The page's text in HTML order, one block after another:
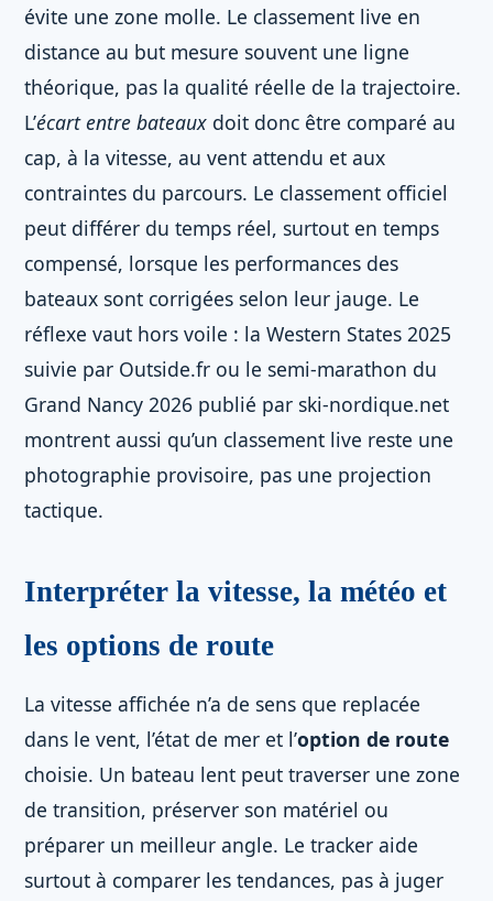
évite une zone molle. Le classement live en
distance au but mesure souvent une ligne
théorique, pas la qualité réelle de la trajectoire.
L’écart entre bateaux doit donc être comparé au
cap, à la vitesse, au vent attendu et aux
contraintes du parcours. Le classement officiel
peut différer du temps réel, surtout en temps
compensé, lorsque les performances des
bateaux sont corrigées selon leur jauge. Le
réflexe vaut hors voile : la Western States 2025
suivie par Outside.fr ou le semi-marathon du
Grand Nancy 2026 publié par ski-nordique.net
montrent aussi qu’un classement live reste une
photographie provisoire, pas une projection
tactique.
Interpréter la vitesse, la météo et
les options de route
La vitesse affichée n’a de sens que replacée
dans le vent, l’état de mer et l’option de route
choisie. Un bateau lent peut traverser une zone
de transition, préserver son matériel ou
préparer un meilleur angle. Le tracker aide
surtout à comparer les tendances, pas à juger